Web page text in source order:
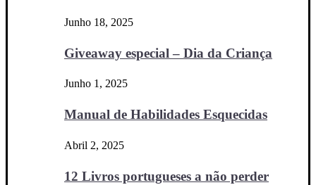
Junho 18, 2025
Giveaway especial – Dia da Criança
Junho 1, 2025
Manual de Habilidades Esquecidas
Abril 2, 2025
12 Livros portugueses a não perder